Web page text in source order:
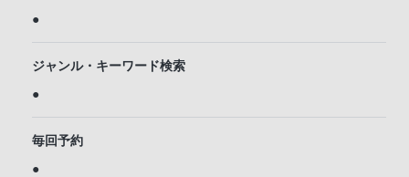
●
ジャンル・キーワード検索
●
毎回予約
●